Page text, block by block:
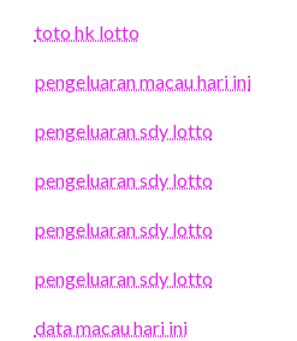
toto hk lotto
pengeluaran macau hari ini
pengeluaran sdy lotto
pengeluaran sdy lotto
pengeluaran sdy lotto
pengeluaran sdy lotto
data macau hari ini